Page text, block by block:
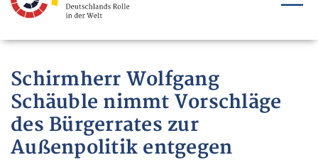
Schirmherr Wolfgang
Schäuble nimmt Vorschläge
des Bürgerrates zur
Außenpolitik entgegen